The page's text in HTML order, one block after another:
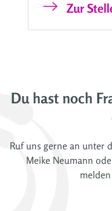
Zur
Du hast noch
Ruf uns gerne an unter
Meike Neumann